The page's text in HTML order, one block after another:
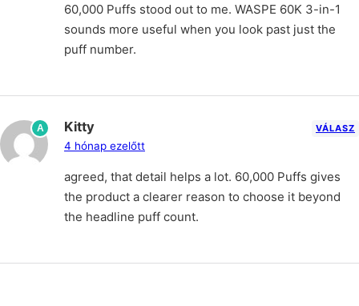
60,000 Puffs stood out to me. WASPE 60K 3-in-1
sounds more useful when you look past just the
puff number.
A Kitty
4 hónap ezelőtt
VÁLASZ
agreed, that detail helps a lot. 60,000 Puffs gives
the product a clearer reason to choose it beyond
the headline puff count.